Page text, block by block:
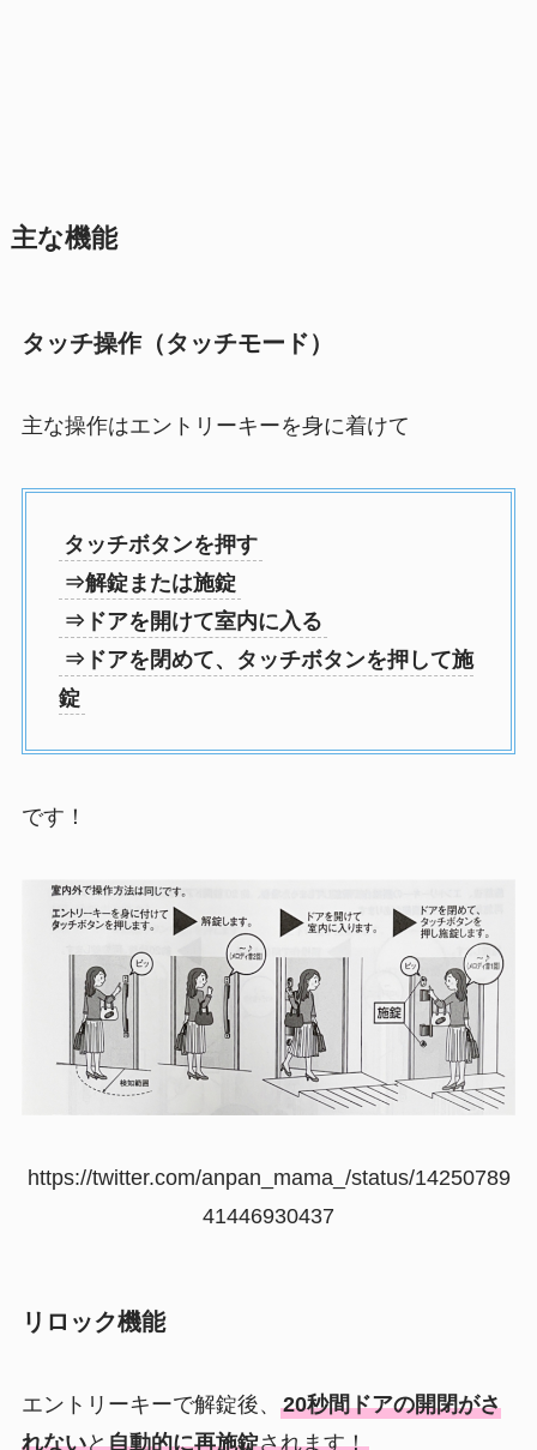
主な機能
タッチ操作（タッチモード）
主な操作はエントリーキーを身に着けて
タッチボタンを押す
⇒解錠または施錠
⇒ドアを開けて室内に入る
⇒ドアを閉めて、タッチボタンを押して施
錠
です！
https://twitter.com/anpan_mama_/status/14250789
41446930437
リロック機能
エントリーキーで解錠後、 20秒間ドアの開閉がさ
れないと自動的に再施錠されます！